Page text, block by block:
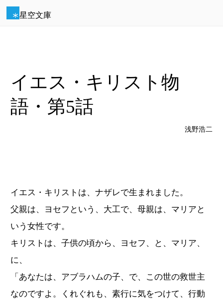
星空文庫
イエス・キリスト物
語・第5話
浅野浩二
イエス・キリストは、ナザレで生まれました。
父親は、ヨセフという、大工で、母親は、マリアと
いう女性です。
キリストは、子供の頃から、ヨセフ、と、マリア、
に、
「あなたは、アブラハムの子、で、この世の救世主
なのですよ。くれぐれも、素行に気をつけて、行動